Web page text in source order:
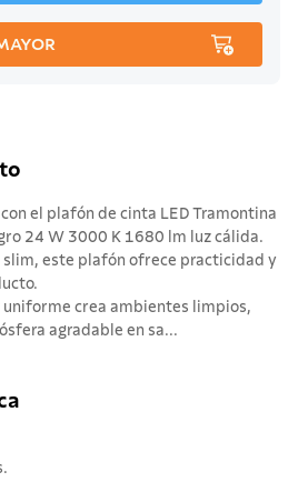
el plafón de cinta LED Tramontina
24 W 3000 K 1680 lm luz cálida.
slim, este plafón ofrece practicidad y
uniforme crea ambientes limpios,
agradable en sa...